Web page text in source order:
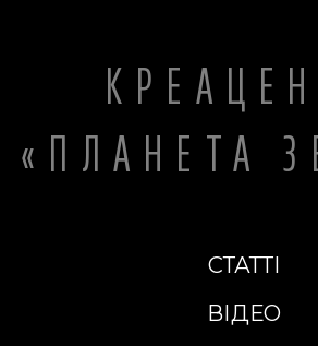
«ПЛАНЕТА
СТАТТІ
ВІДЕО